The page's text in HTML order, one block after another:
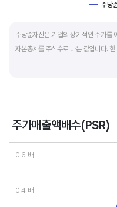
주당
주당순자산은 기업의 장기적인 주가를
자본총계를 주식수로 나눈 값입니다.
자본총계가 빠른 속도로 증가합니다. 이
자기자본이익률(순이익/자본총계
투자지표는 한국 기업에 비해 상대적으
부채비율, 차입금 비중, 주가순자산배
주가매출액배수(PSR)
Chart
Line chart with 10 data
The chart has 1 X axis
The chart has 1 Y axis
0.4 배
0.6 배